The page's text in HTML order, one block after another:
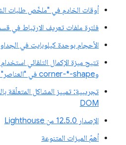
أوقات الخادم في "ملخّص طلبات
فلترة ملفات تعريف الارتباط في
الأحجام بوحدة كيلوبايت في
وcorner-*-shape في "العناصر" > "الأنماط"
تجريبية: تمييز المشاكل المتعلّقة
DOM
الإصدار 12.5.0 من Lighthouse
أهمّ الميزات المتنوعة